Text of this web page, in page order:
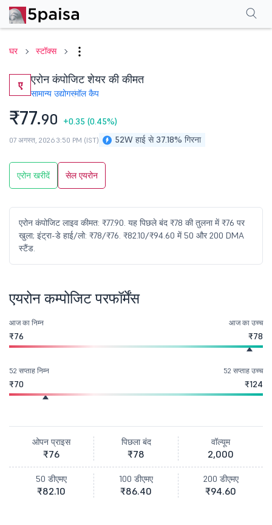
घर स्टॉक्स
ए एरोन कंपोजिट शेयर की कीमत
सामान्य उद्योगस्मॉल कैप
₹77.90 +0.35 (0.45%)
52W हाई से 37.18% गिरना
07 अगस्त, 2026 3:50 PM (IST)
एरोन खरीदें सेल एयरोन
एरोन कंपोजिट लाइव कीमत: ₹77.90. यह पिछले बंद ₹78 की तुलना में ₹76 पर
खुला; इंट्रा-डे हाई/लो: ₹78/₹76. ₹82.10/₹94.60 में 50 और 200 DMA
स्टैंड.
परफॉर्मेंसफाइनेंशियल्स सामान्य प्रश्न
एयरोन कम्पोजिट परफॉर्मेंस
आज का निम्न
₹76
आज का उच्च
₹78
52 सप्ताह निम्न
₹70
52 सप्ताह उच्च
₹124
ओपन प्राइस
₹76
पिछला बंद
₹78
वॉल्यूम
2,000
50 डीएमए
₹82.10
100 डीएमए
₹86.40
200 डीएमए
₹94.60